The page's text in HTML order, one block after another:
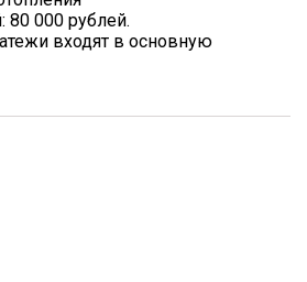
80 000 рублей.
входят в основную